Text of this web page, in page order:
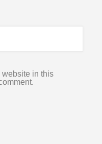
website in this